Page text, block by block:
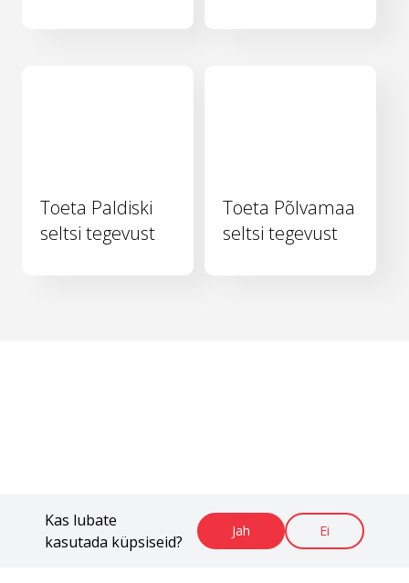
Kas lubate
kasutada küpsiseid?
Jah Ei
Toeta Paldiski
seltsi tegevust
Toeta Põlvamaa
seltsi tegevust